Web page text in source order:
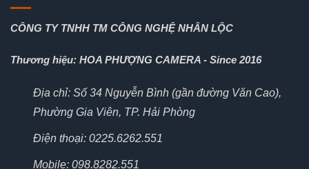
CÔNG TY TNHH TM CÔNG NGHỆ NHÂN LỘC
Thương hiệu: HOA PHƯỢNG CAMERA - Since 2016
Địa chỉ: Số 34 Nguyễn Bình (gần đường Văn Cao),
Phường Gia Viên, TP. Hải Phòng
Điện thoại: 0225.6262.551
Mobile: 098.8282.551